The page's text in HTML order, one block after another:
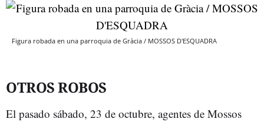
Figura robada en una parroquia de Gràcia / MOSSOS D'ESQUADRA
OTROS ROBOS
El pasado sábado, 23 de octubre, agentes de Mossos